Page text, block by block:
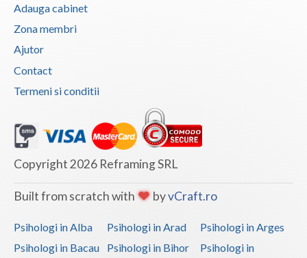
Timis
Valcea
Vaslui
Vrancea
Adauga cabinet
Zona membri
Ajutor
Contact
Termeni si conditii
Copyright 2026 Reframing SRL
Built from scratch with byvCraft.ro
Psihologi in Alba Psihologi in Arad
Psihologi in Arges
Psihologi in Bacau
Psihologi in Bihor
Psihologi in